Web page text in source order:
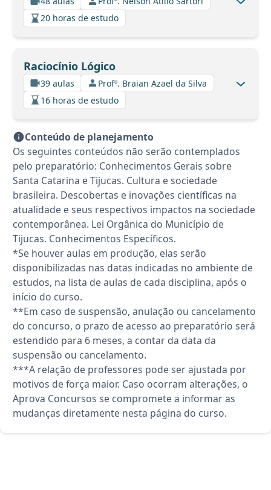
20 horas de estudo
Raciocínio Lógico
39 aulas
Profº. Braian Azael da Silva
16 horas de estudo
Conteúdo de planejamento
Os seguintes conteúdos não serão contemplados
pelo preparatório: Conhecimentos Gerais sobre
Santa Catarina e Tijucas. Cultura e sociedade
brasileira. Descobertas e inovações científicas na
atualidade e seus respectivos impactos na sociedade
contemporânea. Lei Orgânica do Município de
Tijucas. Conhecimentos Específicos.
*Se houver aulas em produção, elas serão
disponibilizadas nas datas indicadas no ambiente de
estudos, na lista de aulas de cada disciplina, após o
início do curso.
**Em caso de suspensão, anulação ou cancelamento
do concurso, o prazo de acesso ao preparatório será
estendido para 6 meses, a contar da data da
suspensão ou cancelamento.
***A relação de professores pode ser ajustada por
motivos de força maior. Caso ocorram alterações, o
Aprova Concursos se compromete a informar as
mudanças diretamente nesta página do curso.